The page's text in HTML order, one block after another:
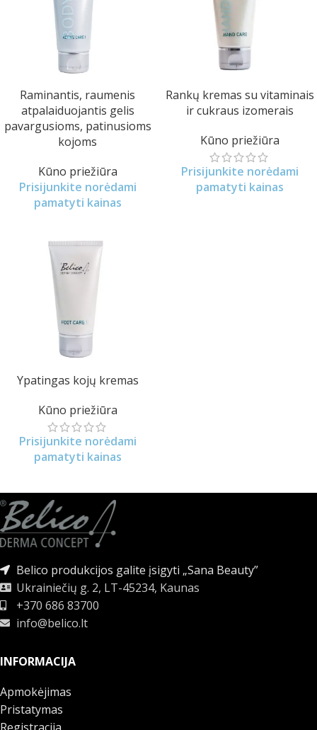
Raminantis, raumenis
atpalaiduojantis gelis
pavargusioms, patinusioms
kojoms
Kūno priežiūra
Prisijunkite norėdami
pamatyti kainas
Rankų kremas su vitaminais
ir cukraus izomerais
Kūno priežiūra
Prisijunkite norėdami
pamatyti kainas
Ypatingas kojų kremas
Kūno priežiūra
Prisijunkite norėdami
pamatyti kainas
Belico produkcijos galite įsigyti „Sana Beauty”
Ukrainiečių g. 2, LT-45234, Kaunas
+370 686 83700
info@belico.lt
INFORMACIJA
Apmokėjimas
Pristatymas
Registracija